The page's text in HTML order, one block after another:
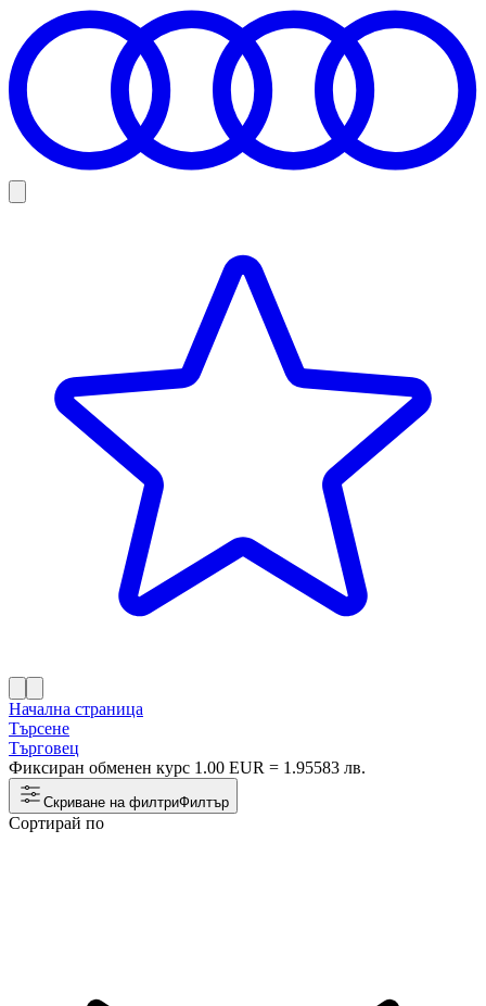
Начална страница
Търсене
Търговец
Фиксиран обменен курс 1.00 EUR = 1.95583 лв.
Скриване на филтриФилтър
Сортирай по